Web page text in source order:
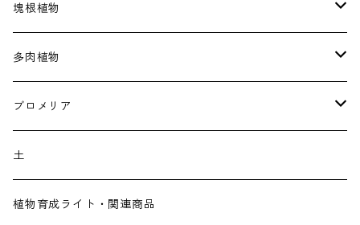
塊根植物
アデニア
アデニウム
フィランサス
フォッケア
多肉植物
アガベ
サンセベリア
ブロメリア
ティランジア
土
植物育成ライト・関連商品